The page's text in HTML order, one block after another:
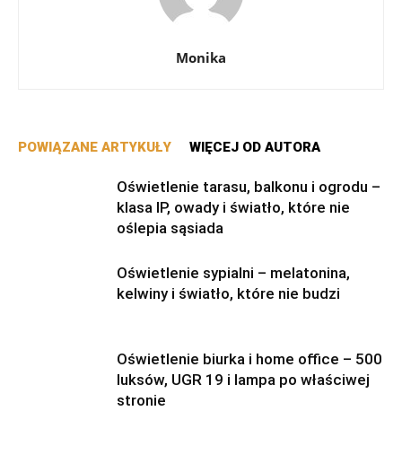
Monika
POWIĄZANE ARTYKUŁY WIĘCEJ OD AUTORA
Oświetlenie tarasu, balkonu i ogrodu –
klasa IP, owady i światło, które nie
oślepia sąsiada
Oświetlenie sypialni – melatonina,
kelwiny i światło, które nie budzi
Oświetlenie biurka i home office – 500
luksów, UGR 19 i lampa po właściwej
stronie